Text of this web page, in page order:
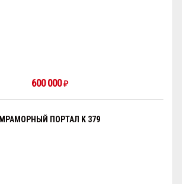
600 000 ₽
МРАМОРНЫЙ ПОРТАЛ K 379